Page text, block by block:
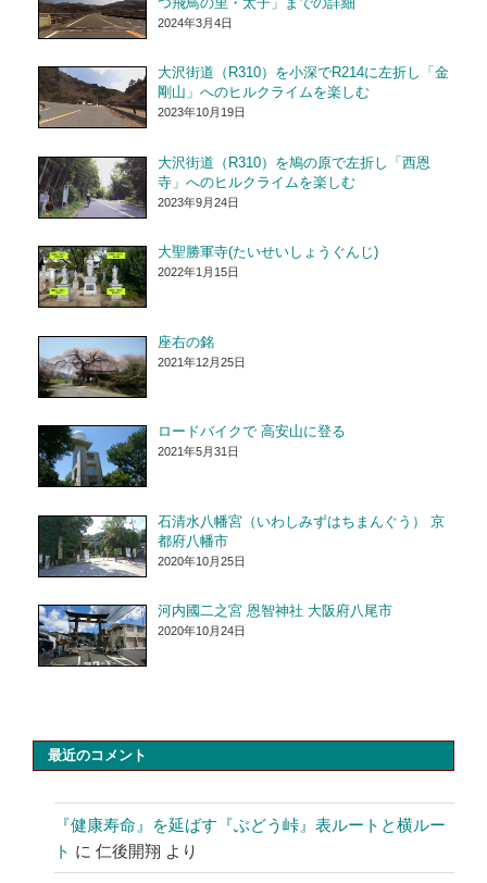
2024年3月4日
大沢街道（R310）を小深でR214に左折し「金
剛山」へのヒルクライムを楽しむ
2023年10月19日
大沢街道（R310）を鳩の原で左折し「西恩
寺」へのヒルクライムを楽しむ
2023年9月24日
大聖勝軍寺(たいせいしょうぐんじ)
2022年1月15日
座右の銘
2021年12月25日
ロードバイクで 高安山に登る
2021年5月31日
石清水八幡宮（いわしみずはちまんぐう） 京
都府八幡市
2020年10月25日
河内國二之宮 恩智神社 大阪府八尾市
2020年10月24日
最近のコメント
『健康寿命』を延ばす『ぶどう峠』表ルートと横ルー
ト に 仁後開翔 より